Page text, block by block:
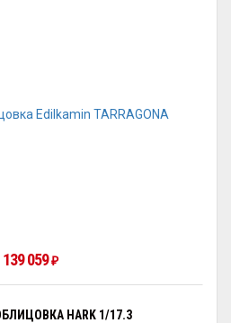
139 059 ₽
HARK 1/17.3